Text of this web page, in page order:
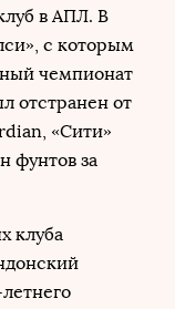
в АПЛ. В
с которым
чемпионат
отстранен от
«Сити»
фунтов за
клуба